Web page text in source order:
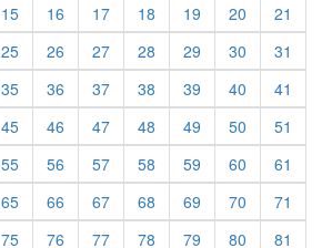
15 16 17 18 19 20
21
25 26 27 28 29 30
31
35 36 37 38 39 40
41
45 46 47 48 49 50
51
55 56 57 58 59 60
61
65 66 67 68 69 70
71
75 76 77 78 79 80 81